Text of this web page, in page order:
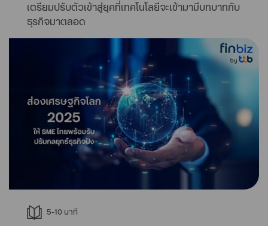
เตรียมปรับตัวเข้าสู่ยุคที่เทคโนโลยีจะเข้ามามีบทบาทกับ
ธุรกิจมาตลอด
5-10 นาที